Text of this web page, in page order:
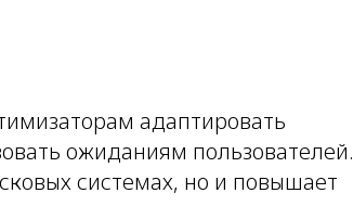
адаптировать
ожиданиям пользователей.
системах, но и повышает